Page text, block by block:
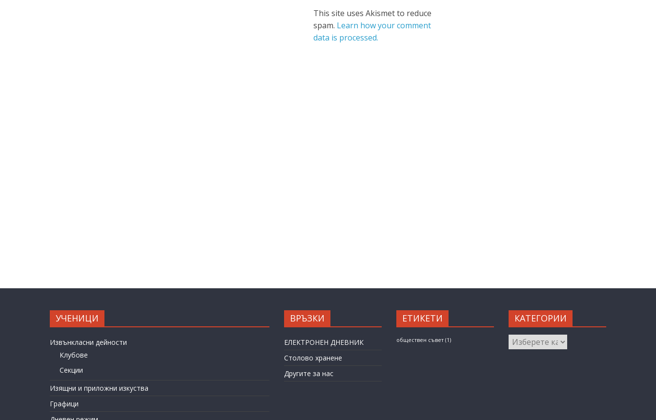
This site uses Akismet to reduce
spam. Learn how your comment
data is processed.
УЧЕНИЦИ
Извънкласни дейности
Клубове
Секции
Изящни и приложни изкуства
Графици
ВРЪЗКИ
ЕЛЕКТРОНЕН ДНЕВНИК
Столово хранене
Другите за нас
ЕТИКЕТИ
обществен съвет(1)
КАТЕГОРИИ
КАТЕГОРИИ